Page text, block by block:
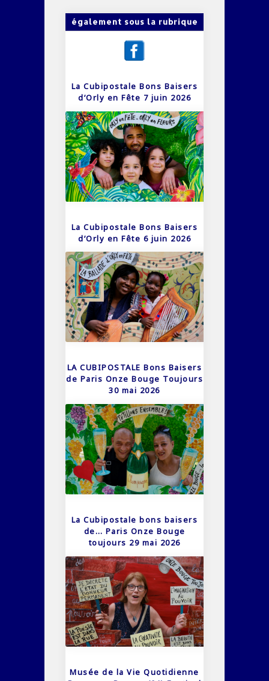
également sous la rubrique
La Cubipostale Bons Baisers
d’Orly en Fête 7 juin 2026
La Cubipostale Bons Baisers
d’Orly en Fête 6 juin 2026
LA CUBIPOSTALE Bons Baisers
de Paris Onze Bouge Toujours
30 mai 2026
La Cubipostale bons baisers
de… Paris Onze Bouge
toujours 29 mai 2026
Musée de la Vie Quotidienne